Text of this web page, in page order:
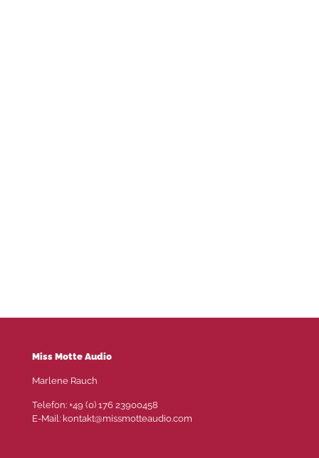
Miss Motte Audio
Marlene Rauch
Telefon: +49 (0) 176 23900458
E-Mail: kontakt@missmotteaudio.com